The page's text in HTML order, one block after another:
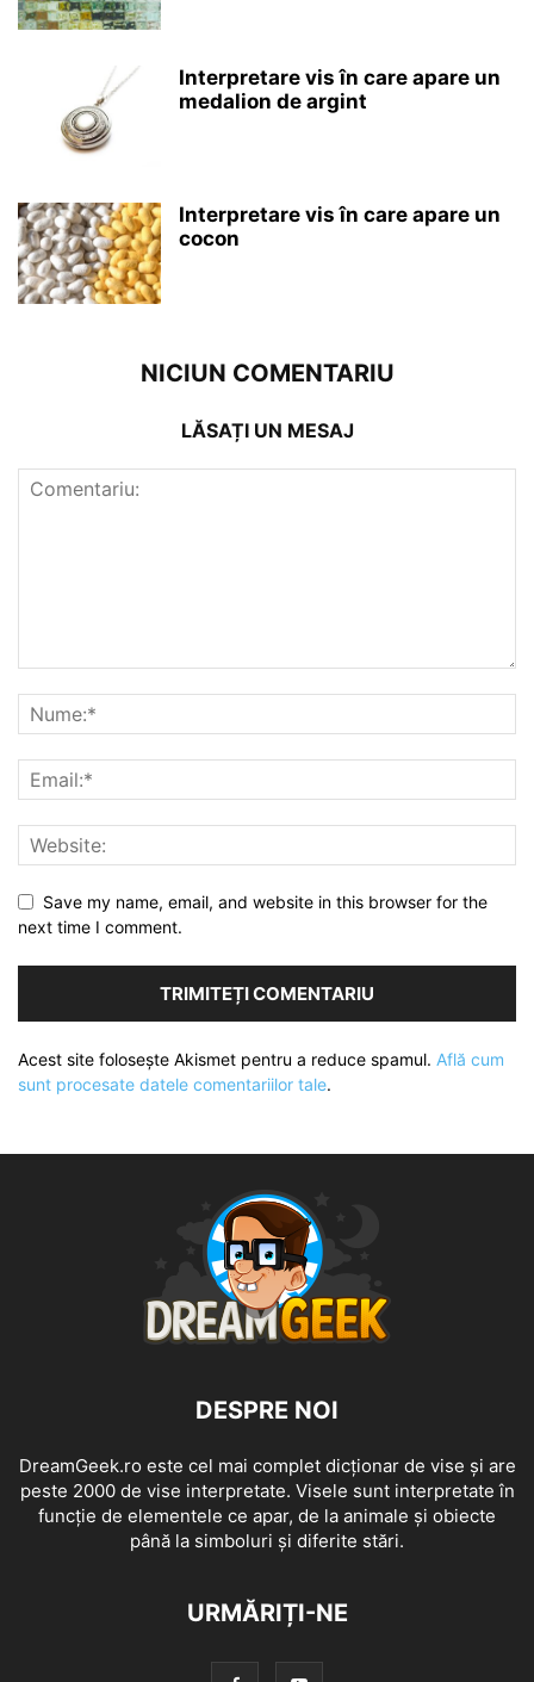
Interpretare vis în care apare un
medalion de argint
Interpretare vis în care apare un
cocon
NICIUN COMENTARIU
LĂSAȚI UN MESAJ
Save my name, email, and website in this browser for the
next time I comment.
Acest site folosește Akismet pentru a reduce spamul. Află cum
sunt procesate datele comentariilor tale.
DESPRE NOI
DreamGeek.ro este cel mai complet dicționar de vise și are
peste 2000 de vise interpretate. Visele sunt interpretate în
funcție de elementele ce apar, de la animale și obiecte
până la simboluri și diferite stări.
URMĂRIȚI-NE